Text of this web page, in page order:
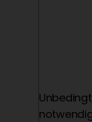
Unbedingt